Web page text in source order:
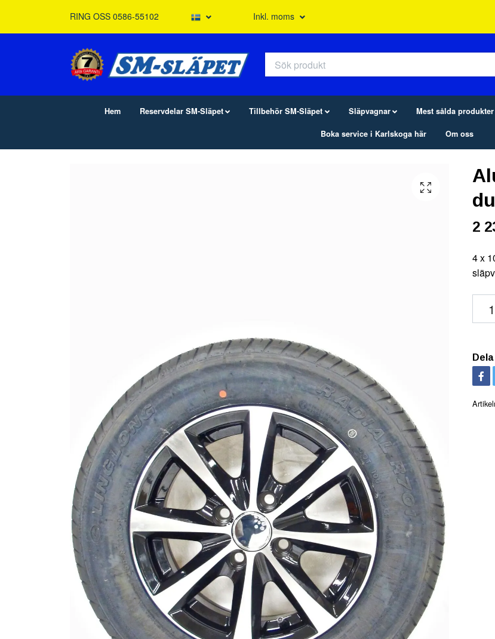
RING OSS 0586-55102 Inkl. moms
Hem Reservdelar SM-Släpet Tillbehör SM-Släpet Släpvagnar Mest sålda produkter
Boka service i Karlskoga här Om oss
2
4 x
Dela